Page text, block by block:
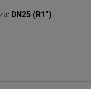
DN25 (R1”)